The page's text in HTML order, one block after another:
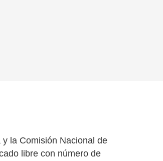
la Comisión Nacional de
libre con número de